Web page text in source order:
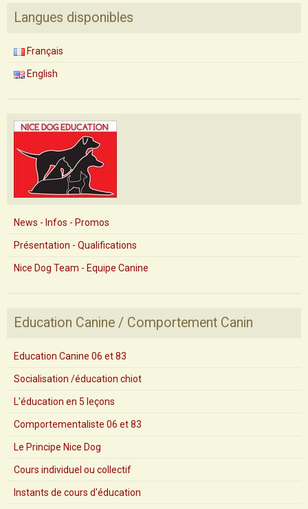
Langues disponibles
Français
English
News - Infos - Promos
Présentation - Qualifications
Nice Dog Team - Equipe Canine
Education Canine / Comportement Canin
Education Canine 06 et 83
Socialisation /éducation chiot
L'éducation en 5 leçons
Comportementaliste 06 et 83
Le Principe Nice Dog
Cours individuel ou collectif
Instants de cours d'éducation